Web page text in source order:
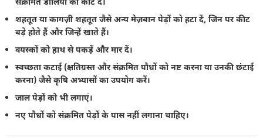
शहतूत या कागज़ी शहतूत जैसे अन्य मेज़बान पेड़ों को हटा दें, जिन पर कीट
बड़े होते हैं और जिन्हें खाते हैं।
वयस्कों को हाथ से पकड़ें और मार दें।
स्वच्छता कटाई (क्षतिग्रस्त और संक्रमित पौधों को नष्ट करना या उनकी छंटाई
करना) जैसे कृषि अभ्यासों का उपयोग करें।
जाल पेड़ों को भी लगाएं।
नए पौधों को संक्रमित पेड़ों के पास नहीं लगाना चाहिए।